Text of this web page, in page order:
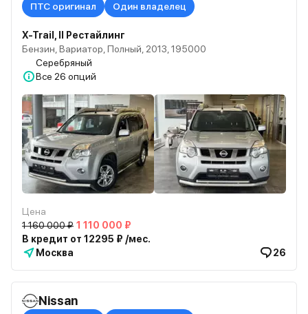
ПТС оригинал Один владелец
X-Trail, II Рестайлинг
Бензин, Вариатор, Полный, 2013, 195000
Серебряный
Все 26 опций
Цена
1 160 000 ₽ 1 110 000 ₽
В кредит от 12295 ₽ /мес.
Москва
26
Nissan